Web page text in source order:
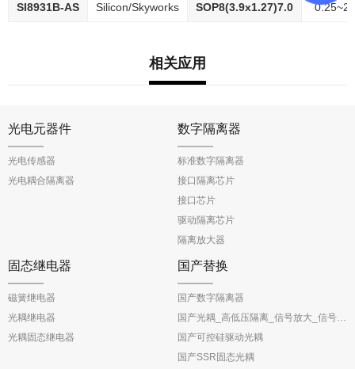
SI8931B-AS Silicon/Skyworks SOP8(3.9x1.27)7.0
相关应用
光电元器件
光电传感器
光电耦合隔离器
数字隔离器
标准数字隔离器
接口隔离芯片
接口芯片
驱动隔离芯片
隔离放大器
固态继电器
磁簧继电器
光耦继电器
光耦固态继电器
国产替换
国产数字隔离器
国产光耦_高低压隔离_信号放大_信号反馈
国产可控硅驱动光耦
国产SSR固态光耦